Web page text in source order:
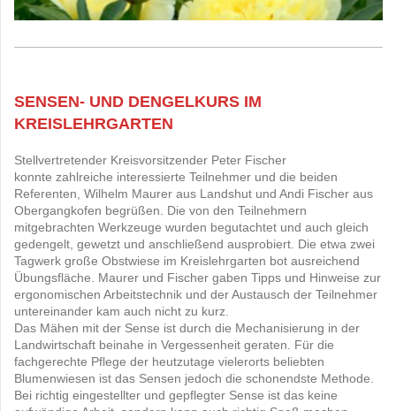
SENSEN- UND DENGELKURS IM
KREISLEHRGARTEN
Stellvertretender Kreisvorsitzender Peter Fischer
konnte zahlreiche interessierte Teilnehmer und die beiden
Referenten, Wilhelm Maurer aus Landshut und Andi Fischer aus
Obergangkofen begrüßen. Die von den Teilnehmern
mitgebrachten Werkzeuge wurden begutachtet und auch gleich
gedengelt, gewetzt und anschließend ausprobiert. Die etwa zwei
Tagwerk große Obstwiese im Kreislehrgarten bot ausreichend
Übungsfläche. Maurer und Fischer gaben Tipps und Hinweise zur
ergonomischen Arbeitstechnik und der Austausch der Teilnehmer
untereinander kam auch nicht zu kurz.
Das Mähen mit der Sense ist durch die Mechanisierung in der
Landwirtschaft beinahe in Vergessenheit geraten. Für die
fachgerechte Pflege der heutzutage vielerorts beliebten
Blumenwiesen ist das Sensen jedoch die schonendste Methode.
Bei richtig eingestellter und gepflegter Sense ist das keine